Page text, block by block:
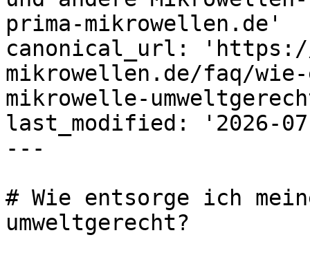
prima-mikrowellen.de'
canonical_url: 'https://
mikrowellen.de/faq/
mikrowelle-
last_modified: '2026-
---
# Wie entsorge ich
umweltgerecht?